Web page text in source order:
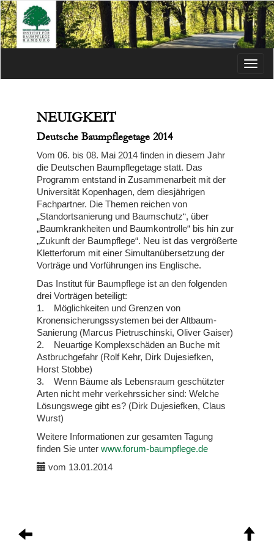
Menü
NEUIGKEIT
Deutsche Baumpflegetage 2014
Vom 06. bis 08. Mai 2014 finden in diesem Jahr
die Deutschen Baumpflegetage statt. Das
Programm entstand in Zusammenarbeit mit der
Universität Kopenhagen, dem diesjährigen
Fachpartner. Die Themen reichen von
„Standortsanierung und Baumschutz“, über
„Baumkrankheiten und Baumkontrolle“ bis hin zur
„Zukunft der Baumpflege“. Neu ist das vergrößerte
Kletterforum mit einer Simultanübersetzung der
Vorträge und Vorführungen ins Englische.
Das Institut für Baumpflege ist an den folgenden
drei Vorträgen beteiligt:
1. Möglichkeiten und Grenzen von
Kronensicherungssystemen bei der Altbaum-
Sanierung (Marcus Pietruschinski, Oliver Gaiser)
2. Neuartige Komplexschäden an Buche mit
Astbruchgefahr (Rolf Kehr, Dirk Dujesiefken,
Horst Stobbe)
3. Wenn Bäume als Lebensraum geschützter
Arten nicht mehr verkehrssicher sind: Welche
Lösungswege gibt es? (Dirk Dujesiefken, Claus
Wurst)
Weitere Informationen zur gesamten Tagung
finden Sie unter www.forum-baumpflege.de
vom 13.01.2014